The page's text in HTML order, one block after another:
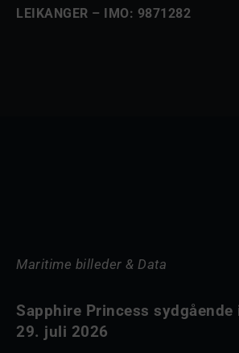
LEIKANGER – IMO: 9871282
Maritime billeder & Data
Sapphire Princess
29. juli 2026